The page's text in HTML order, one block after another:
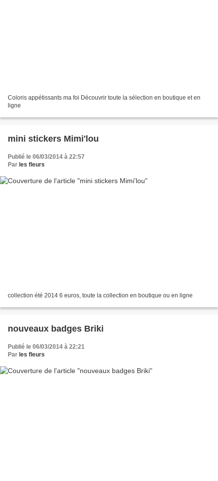
Coloris appétissants ma foi Découvrir toute la sélection en boutique et en
ligne
mini stickers Mimi'lou
Publié le 06/03/2014 à 22:57
Par les fleurs
collection été 2014 6 euros, toute la collection en boutique ou en ligne
nouveaux badges Briki
Publié le 06/03/2014 à 22:21
Par les fleurs